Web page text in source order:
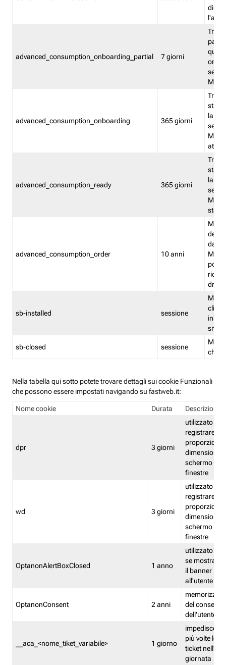
advanced_consumption_onboarding_partial 7 giorni
advanced_consumption_onboarding 365 giorni
stata
la
advanced_consumption_ready 365 giorni
stata
la
stato
advanced_consumption_order 10 anni
delle
sb-installed sessione
sb-closed sessione
Nella tabella qui sotto potete trovare dettagli sui cookie Funzionali
che possono essere impostati navigando su fastweb.it:
Nome cookie Durata Descrizione
dpr 3 giorni
utilizzato per
registrare le
proporzioni
dimensioni
schermo e
finestre
wd 3 giorni
utilizzato per
registrare le
proporzioni
dimensioni
schermo e
finestre
OptanonAlertBoxClosed 1 anno
utilizzato per
se mostrare
il banner
all'utente
OptanonConsent 2 anni
memorizza
del
dell'utente
__aca_<nome_tiket_variabile> 1 giorno
impedisce di
più volte lo
ticket
giornata